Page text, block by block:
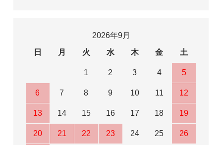
2026年9月
日
月 火 水 木 金 土
1 2 3 4 5
6 7 8 9 10 11 12
13 14 15 16 17 18 19
20 21 22 23 24 25 26